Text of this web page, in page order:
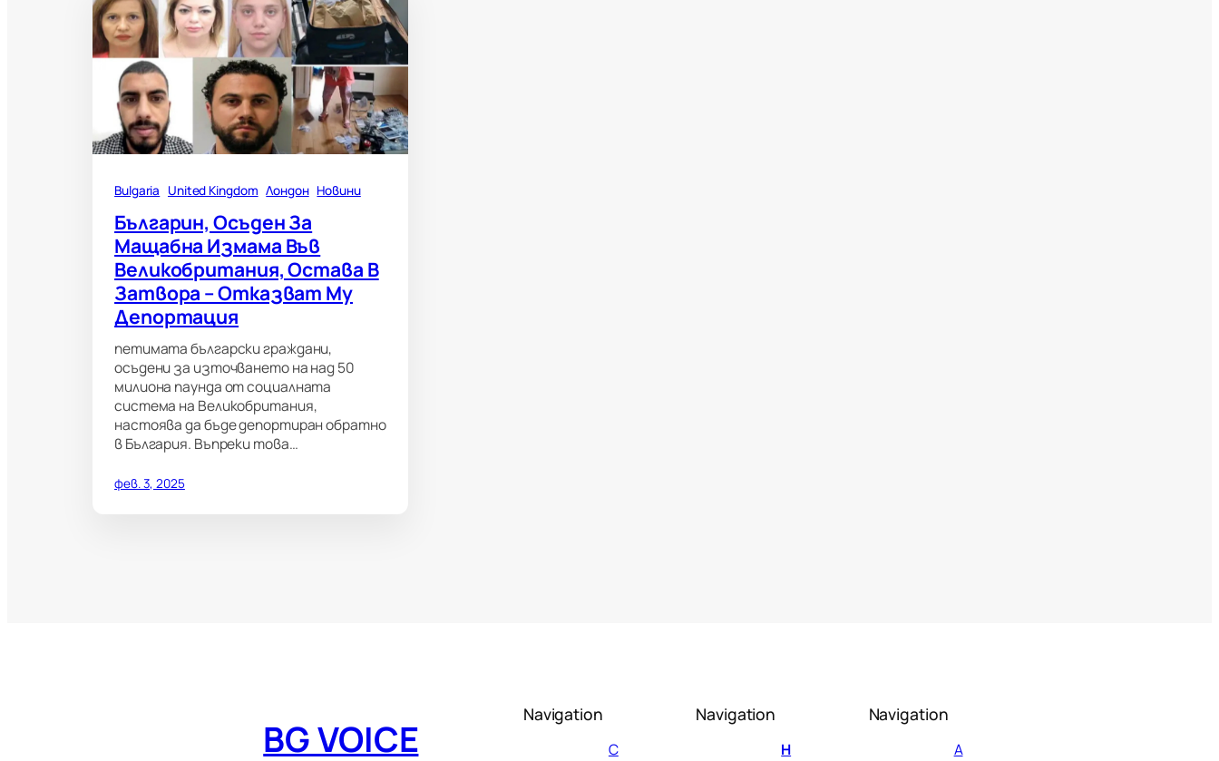
Bulgaria United Kingdom Лондон Новини
Българин, Осъден За
Мащабна Измама Във
Великобритания, Остава В
Затвора – Отказват Му
Депортация
петимата български граждани,
осъдени за източването на над 50
милиона паунда от социалната
система на Великобритания,
настоява да бъде депортиран обратно
в България. Въпреки това…
фев. 3, 2025
BG VOICE
Navigation
C
Navigation
H
Navigation
А